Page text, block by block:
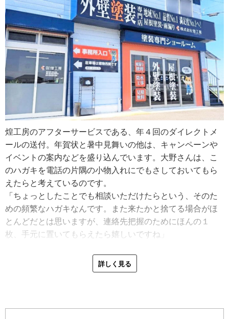
く長く継続させるよう努めています。もちろん会社の要は
塗装なんですが、アフターサービスは私が絶対に譲れない
こだわりですね」
お客さまの中には、住宅新築時の工務店が無くなっていた
り大工が引退していたりで、修理やリフォームを依頼する
会社に迷う人が多いそうです。そんな事態のためにも、煌
工房のアフターサービスは必要だと大野さんは考えます。
「家は大きな買い物でどんな持ち物よりも長く使うものな
のに、建ててくれた会社が無くなる事態がけっこうあるん
です。特に年配のお客さまは、どこに頼んでいいのかわか
らなくて小さな不具合を放置しがち。塗装の他にも、家が
古くなってくると細々とした不具合が出てくるでしょう。
水道のパッキンの交換とか誰に頼もう？って困った時に、
塗装工事が縁で煌工房を思い出してもらえたらいいなと思
います」
また、問い合わせへの対応の早さも煌工房の強みのひと
つ。業務担当が細かく分かれていてサービス関係に人員を
割いているので、連絡を受けてから訪問までお待たせしま
せん。
と下地処理。屋根の痛みが激しい場合は点検と工程を増や
し、より丈夫な塗装面になるように心掛けています。
煌工房のアフターサービスである、年４回のダイレクトメ
ールの送付。年賀状と暑中見舞いの他は、キャンペーンや
イベントの案内などを盛り込んでいます。大野さんは、こ
のハガキを電話の片隅の小物入れにでもさしておいてもら
えたらと考えているのです。
「ちょっとしたことでも相談いただけたらという、そのた
めの頻繁なハガキなんです。また来たかと捨てる場合がほ
とんどだとは思いますが、連絡先把握のためにほんの１
枚、手元に置いてもらえたら嬉しいですね」
最後に「やねいろは」をご覧になっている、屋根の不具合
や塗装工事、雨樋修理でお困りのお客さま、そして屋根塗
「煌工房の職人は、礼儀正しくて快活に挨拶のできる人ば
詳しく見る